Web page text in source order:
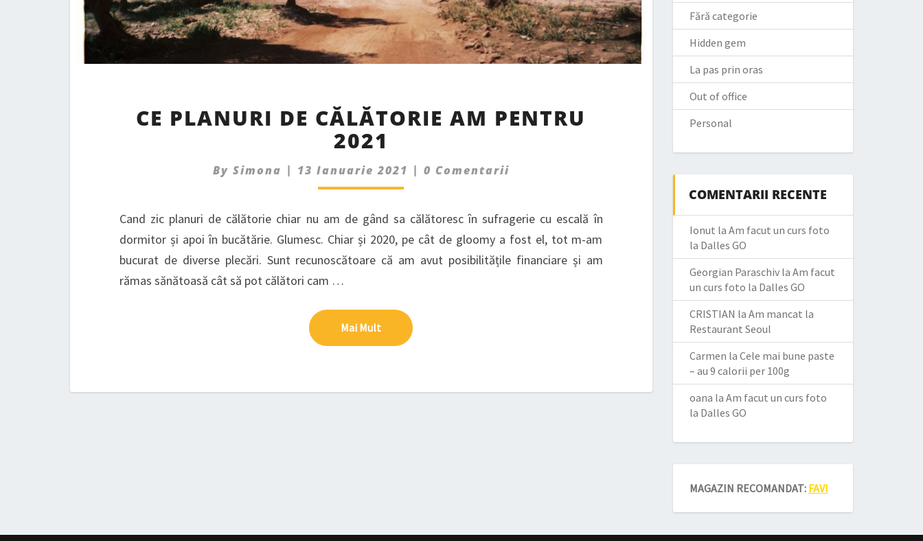
PLANURI
DE
CĂLĂTORIE
AM
PENTRU
CE PLANURI DE CĂLĂTORIE AM PENTRU
2021
By Simona | 13 Ianuarie 2021 | Comments
0 Comentarii
Cand zic planuri de călătorie chiar nu am de gând sa călătoresc în sufragerie cu escală în
dormitor și apoi în bucătărie. Glumesc. Chiar și 2020, pe cât de gloomy a fost el, tot m-am
bucurat de diverse plecări. Sunt recunoscătoare că am avut posibilitățile financiare și am
rămas sănătoasă cât să pot călători cam …
Mai MultMai Mult
Fără categorie
Hidden gem
La pas prin oras
Out of office
Personal
COMENTARII RECENTE
Ionut la Am facut un curs foto
la Dalles GO
Georgian Paraschivla Am facut
un curs foto la Dalles GO
CRISTIAN la Am mancat la
Restaurant Seoul
Carmen la Cele mai bune paste
– au 9 calorii per 100g
oana la Am facut un curs foto
la Dalles GO
MAGAZIN RECOMANDAT: FAVI